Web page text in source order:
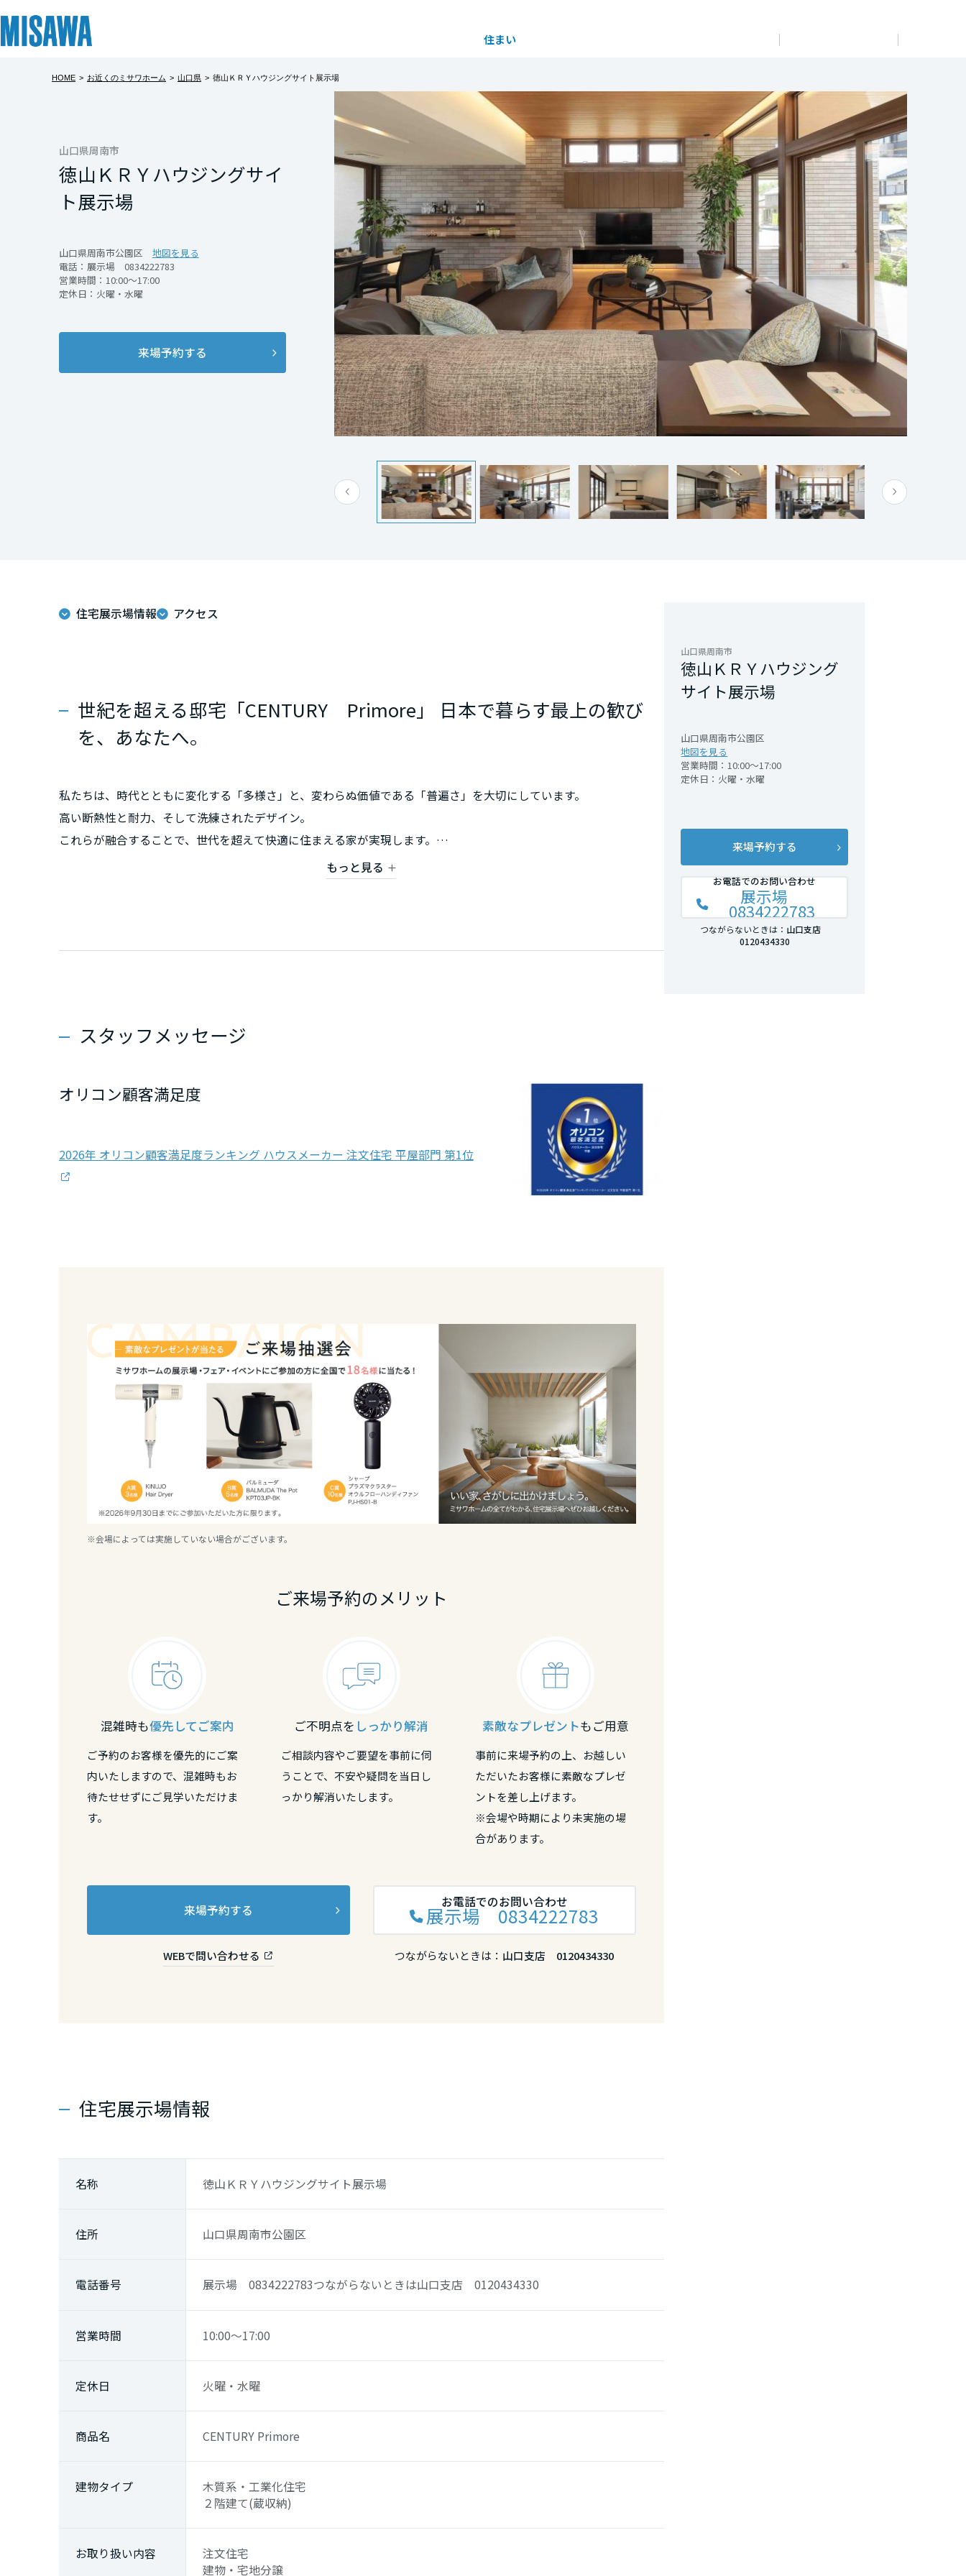
住まい
建てる
商品ラインアップ
テクノロジー（住まいの性能）
建築事例・建築実例
インテリア
買う
分譲住宅（建売・土地）検索
中古住宅検索
スムストック検索
分譲マンション検索
売る [MISAWA RELAY]
住まいの売却
これから住まいをご検討の方
多彩な動画やこだわりが詰まった建築実例、注目の最新情
報など、住まいづくりを楽しく学べるデジタルラウンジで
す。
ホームラウンジ 新築・戸建て
個人のお客さま
店舗・各種施設
土地活用モデルルーム見学
法人のお客さま
企業不動産活用（CRE）戦略
社宅建築
医療・介護・子育て・障がい福祉施設
これから土地活用・賃貸経営をご検討の方
土地活用の基礎から長期安定経営を目指すオーナー様ま
で、賃貸経営に役立つ多彩な情報を幅広くお届けします。
ホームラウンジ 土地活用・賃貸経営
戸建て・マンション
ミサワリフォームとは
リフォームメニュー
リフォーム事例
事業用
事業用リノベーション
ホテル・旅館リフォーム
リフォーム営業所
これからリフォームをご検討の方
実例動画や基礎知識、収納の工夫など、理想の住まいを叶
えるリフォームの具体策とアイデアを豊富にご用意してい
ます。
ホームラウンジ リフォーム
複合開発・投資開発
複合開発事業（ASMACI-アスマチ-）
分譲マンション開発事業
収益不動産・投資開発事業
事業用売買
事業用地・事業用建物
分譲用地
すべてのフィールドに新しい価値をデザインし、持続可能
な未来志向のまちづくりを実現していきます。
ミサワゼネラルソリューション
サポートメニュー
住まいるりんぐ（ロングサポート）
アフターメンテナンス
ミサワリフォーム
ご相談窓口
お客様センター
ミサワホームオーナーさま・リフォーム工事ご契約者さま
とミサワホームを結ぶコミュニケーションサイト。お得・
便利・安心なコンテンツや、ミサワホームからの大切なお
知らせなど配信しています。
ミサワオーナーズクラブ
企業・IR
ミサワホームグループ
IR情報
環境活動
採用情報
新卒者採用
中途採用
障がい者採用
ウエルネス事業
海外事業
ミサワアイデンティティ
HOME > お近くのミサワホーム > 山口県 > 徳山ＫＲＹハウジングサイト展示場
山口県周南市
徳山ＫＲＹハウジングサイ
ト展示場
山口県周南市公園区
地図を見る
電話： 展示場 0834222783
営業時間：10:00～17:00
定休日：火曜・水曜
来場予約する
住宅展示場情報 アクセス
世紀を超える邸宅「CENTURY Primore」 日本で暮らす最上の歓び
を、あなたへ。
私たちは、時代とともに変化する「多様さ」と、変わらぬ価値である「普遍さ」を大切にしています。
高い断熱性と耐力、そして洗練されたデザイン。
これらが融合することで、世代を超えて快適に住まえる家が実現します。
日本で暮らす歓びを追求した、住み継がれるべきデザインをご提案いたします。
もっと見る
スタッフメッセージ
オリコン顧客満足度
2026年 オリコン顧客満足度ランキング ハウスメーカー 注文住宅 平屋部門 第1位
※会場によっては実施していない場合がございます。
ご来場予約のメリット
混雑時も優先してご案内
ご予約のお客様を優先的にご案
内いたしますので、混雑時もお
待たせせずにご見学いただけま
す。
ご不明点を しっかり解消
ご相談内容やご要望を事前に伺
うことで、不安や疑問を当日し
っかり解消いたします。
素敵なプレゼントもご用意
事前に来場予約の上、お越しい
ただいたお客様に素敵なプレゼ
ントを差し上げます。
※会場や時期により未実施の場
合があります。
来場予約する
WEBで問い合わせる
お電話でのお問い合わせ
展示場 0834222783
つながらないときは： 山口支店 0120434330
住宅展示場情報
名称 徳山ＫＲＹハウジングサイト展示場
住所 山口県周南市公園区
電話番号 展示場 0834222783つながらないときは山口支店 0120434330
営業時間 10:00～17:00
定休日 火曜・水曜
商品名 CENTURY Primore
建物タイプ
木質系・工業化住宅
２階建て(蔵収納)
お取り扱い内容
注文住宅
建物・宅地分譲
山口県周南市
徳山ＫＲＹハウジング
サイト展示場
山口県周南市公園区
地図を見る
営業時間：10:00～17:00
定休日：火曜・水曜
来場予約する
お電話でのお問い合わせ
展示場
0834222783
つながらないときは： 山口支店
0120434330
都道府県を選択
北海道
宮城県
埼玉県
東京都
岐阜県
近畿エリア
滋賀県
京都府
大阪府
徳島県
香川県
佐賀県
長崎県
熊本県
大分県